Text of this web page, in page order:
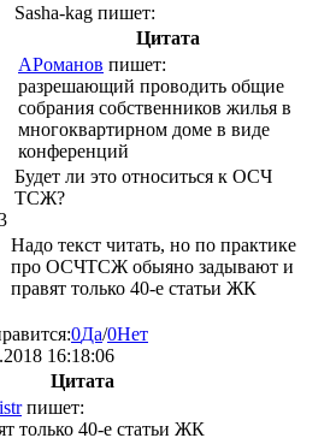
Sasha-kag пишет:
Цитата
АРоманов пишет:
разрешающий проводить общие
собрания собственников жилья в
многоквартирном доме в виде
конференций
Будет ли это относиться к ОСЧ
ТСЖ?
Надо текст читать, но по практике
про ОСЧТСЖ обыяно задывают и
правят только 40-е статьи ЖК
0Да/0Нет
16:18:06
Цитата
пишет:
только 40-е статьи ЖК